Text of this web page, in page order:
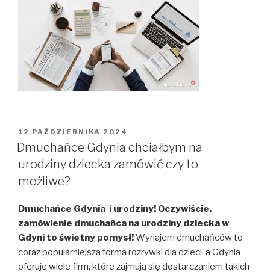
OPUBLIKOWANE
W
12 PAŹDZIERNIKA 2024
Dmuchańce Gdynia chciałbym na
urodziny dziecka zamówić czy to
możliwe?
Dmuchańce Gdynia i urodziny! Oczywiście,
zamówienie dmuchańca na urodziny dziecka w
Gdyni to świetny pomysł!Wynajem dmuchańców to
coraz popularniejsza forma rozrywki dla dzieci, a Gdynia
oferuje wiele firm, które zajmują się dostarczaniem takich